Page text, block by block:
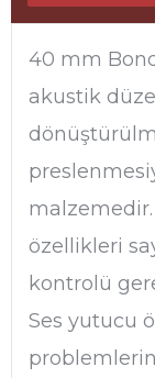
40 mm
akustik
malzemedir.
özellikleri
kontrolü
Ses yutucu